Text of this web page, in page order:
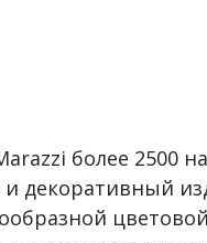
более 2500
декоративный